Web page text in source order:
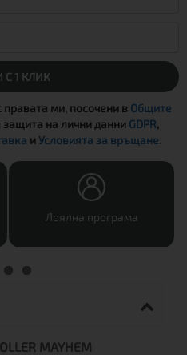
С 1 КЛИК
ми, посочени в Общите
на лични данни GDPR,
иУсловията за връщане.
Лоялна програма
MAYHEM